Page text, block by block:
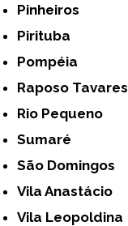
Pinheiros
Pirituba
Pompéia
Raposo Tavares
Rio Pequeno
Sumaré
São Domingos
Vila Anastácio
Vila Leopoldina